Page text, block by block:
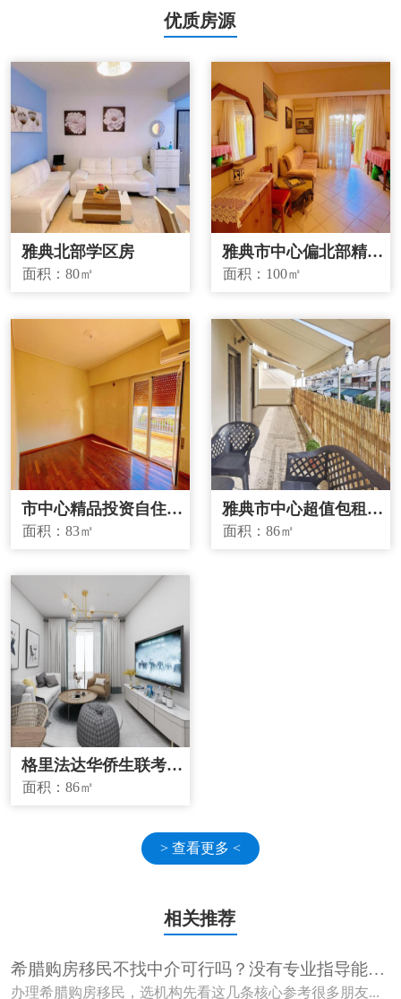
优质房源
雅典北部学区房
面积：80㎡
雅典市中心偏北部精品
投资房源
面积： 100㎡
市中心精品投资自住两
宜房源
面积：83㎡
雅典市中心超值包租房
源
面积：86㎡
格里法达华侨生联考学
校学区房
面积：86㎡
> 查看更多 <
相关推荐
希腊购房移民不找中介可行吗？没有专业指导能顺
利获批吗？
办理希腊购房移民，选机构先看这几条核心参考很多朋友...